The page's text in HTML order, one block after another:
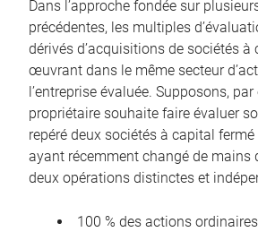
Dans l’approche fondée sur
précédentes, les multiples
dérivés d’acquisitions de sociétés à
œuvrant dans le même secteur
l’entreprise évaluée. Supposons, par
propriétaire souhaite faire évaluer
repéré deux sociétés à capital
ayant récemment changé de mains
deux opérations distinctes et
100 % des actions